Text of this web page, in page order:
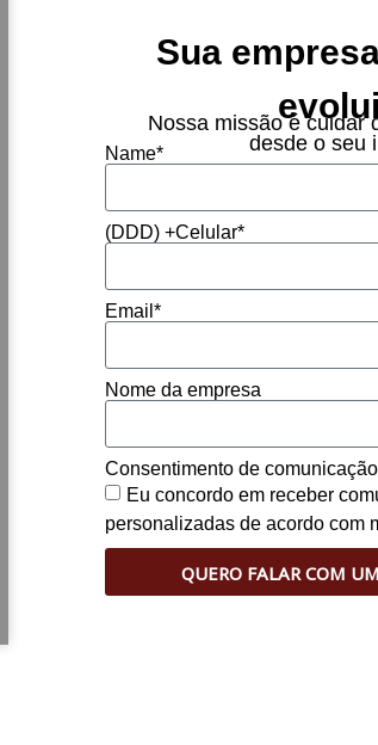
Sua
Nossa missão é cuidar
desde o seu
Name*
(DDD) +Celular*
Email*
Nome da empresa
Consentimento de
Eu concordo em receber
personalizadas de acordo com
QUERO FALAR COM